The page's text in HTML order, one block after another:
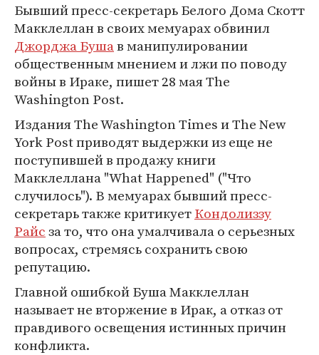
Бывший пресс-секретарь Белого Дома Скотт
Макклеллан в своих мемуарах обвинил
Джорджа Бушав манипулировании
общественным мнением и лжи по поводу
войны в Ираке, пишет 28 мая The
Washington Post.
Издания The Washington Times и The New
York Post приводят выдержки из еще не
поступившей в продажу книги
Макклеллана "What Happened" ("Что
случилось"). В мемуарах бывший пресс-
секретарь также критикуетКондолиззу
Райсза то, что она умалчивала о серьезных
вопросах, стремясь сохранить свою
репутацию.
Главной ошибкой Буша Макклеллан
называет не вторжение в Ирак, а отказ от
правдивого освещения истинных причин
конфликта.